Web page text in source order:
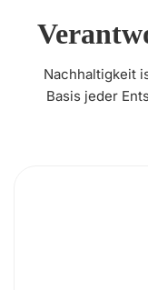
Nachhaltigkeit
Basis jeder